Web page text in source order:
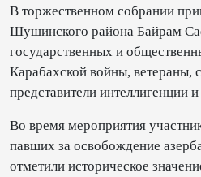
В торжественном собрании
Шушинского района Байрам
государственных и
Карабахской войны, ветераны,
представители интеллигенции
Во время мероприятия
павших за освобождение
отметили историческое